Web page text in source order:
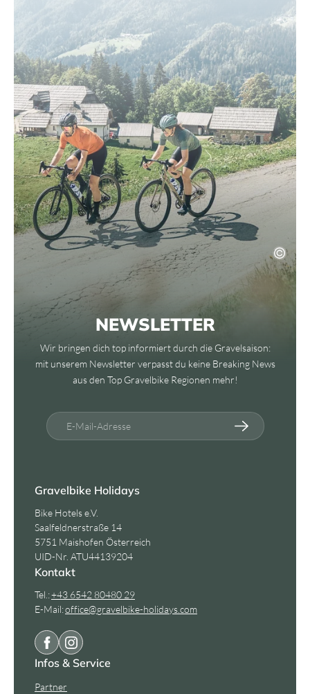
NEWSLETTER
Wir bringen dich top informiert durch die Gravelsaison:
mit unserem Newsletter verpasst du keine Breaking News
aus den Top Gravelbike Regionen mehr!
E-Mail-Adresse
Gravelbike Holidays
Bike Hotels e.V.
Saalfeldnerstraße 14
5751 Maishofen Österreich
UID-Nr. ATU44139204
Kontakt
Tel.:+43 6542 80480 29
E-Mail:office@gravelbike-holidays.com
Infos & Service
Partner